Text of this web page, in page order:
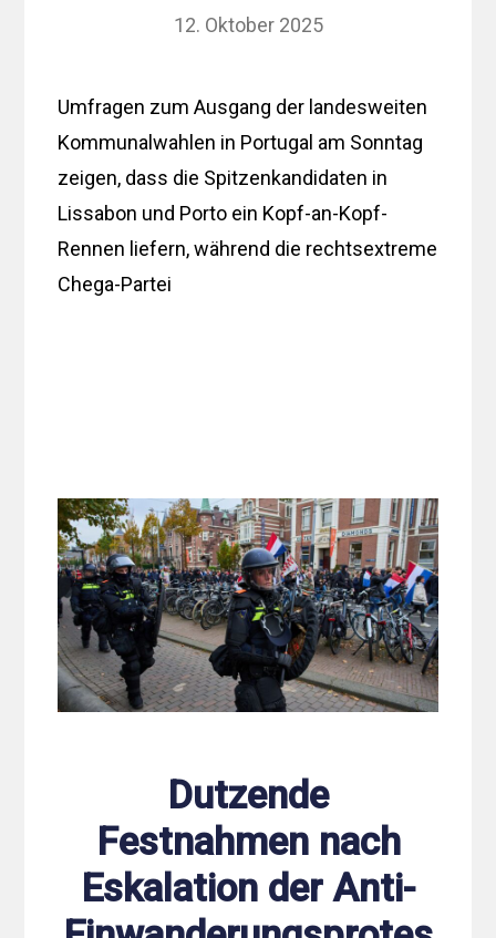
12. Oktober 2025
Umfragen zum Ausgang der landesweiten
Kommunalwahlen in Portugal am Sonntag
zeigen, dass die Spitzenkandidaten in
Lissabon und Porto ein Kopf-an-Kopf-
Rennen liefern, während die rechtsextreme
Chega-Partei
Dutzende
Festnahmen nach
Eskalation der Anti-